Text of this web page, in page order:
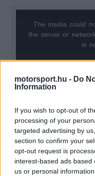
motorsport.hu - Do
Information
If you wish to opt-out of
processing of your
targeted advertising by
section to confirm your
opt-out request is
interest-based ads
us or personal
a
window.
The media could
the server or
is
A spanyolországi
hőmérsékletet
elmélet csak